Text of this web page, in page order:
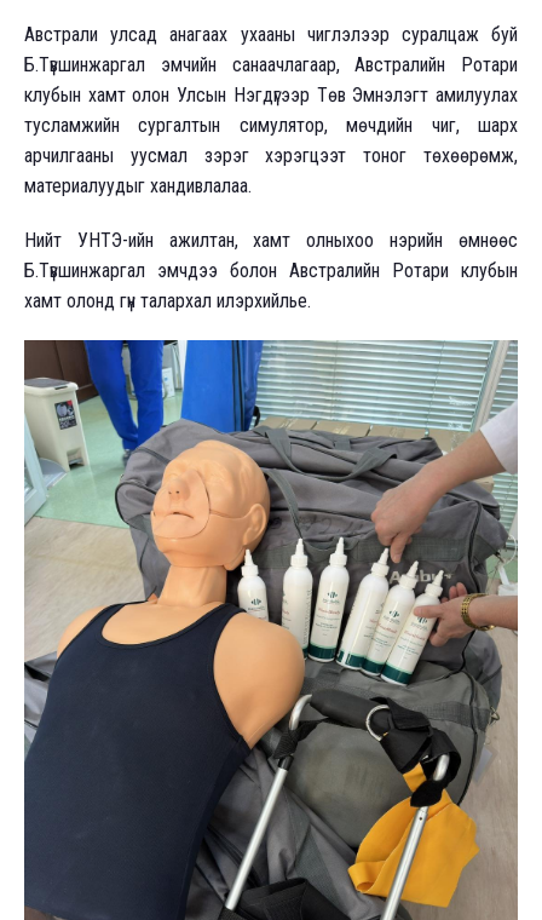
Австрали улсад анагаах ухааны чиглэлээр суралцаж буй
Б.Түвшинжаргал эмчийн санаачлагаар, Австралийн Ротари
клубын хамт олон Улсын Нэгдүгээр Төв Эмнэлэгт амилуулах
тусламжийн сургалтын симулятор, мөчдийн чиг, шарх
арчилгааны уусмал зэрэг хэрэгцээт тоног төхөөрөмж,
материалуудыг хандивлалаа.
Нийт УНТЭ-ийн ажилтан, хамт олныхоо нэрийн өмнөөс
Б.Түвшинжаргал эмчдээ болон Австралийн Ротари клубын
хамт олонд гүн талархал илэрхийлье.